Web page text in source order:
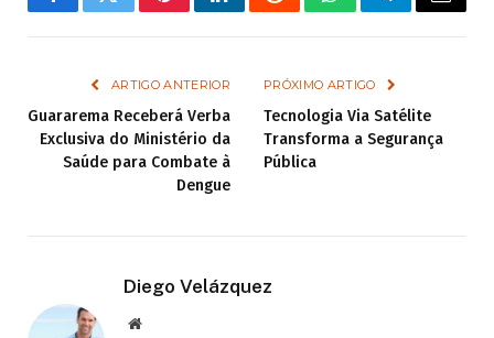
FacebookTwitterPinterestLinkedInRedditWhatsAppTelegramEmail
ARTIGO ANTERIOR
Guararema Receberá Verba
Exclusiva do Ministério da
Saúde para Combate à
Dengue
PRÓXIMO ARTIGO
Tecnologia Via Satélite
Transforma a Segurança
Pública
Diego Velázquez
Website